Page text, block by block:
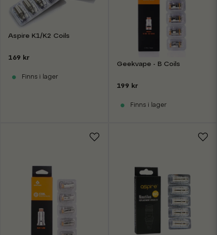
Aspire K1/K2 Coils
169 kr
Finns i lager
Geekvape - B Coils
199 kr
Finns i lager